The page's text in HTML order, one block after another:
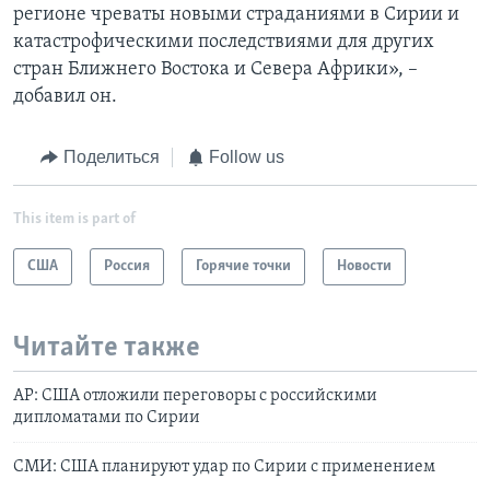
регионе чреваты новыми страданиями в Сирии и
катастрофическими последствиями для других
стран Ближнего Востока и Севера Африки», –
добавил он.
Поделиться Follow us
This item is part of
США Россия Горячие точки Новости
Читайте также
AP: США отложили переговоры с российскими
дипломатами по Сирии
СМИ: США планируют удар по Сирии с применением